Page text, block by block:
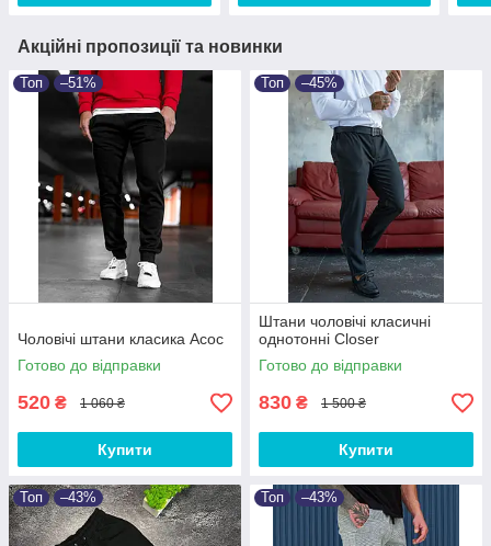
Акційні пропозиції та новинки
Топ –51%
Чоловічі штани класика Асос
Готово до відправки
520 ₴ 1 060 ₴
Купити
Топ –45%
Штани чоловічі класичні
однотонні Closer
Готово до відправки
830 ₴ 1 500 ₴
Купити
Топ –43% Топ –43%